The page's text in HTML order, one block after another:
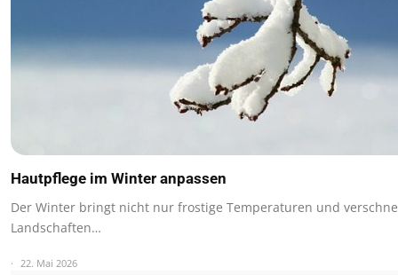
Hautpflege im Winter anpassen
Der Winter bringt nicht nur frostige Temperaturen und
Landschaften…
22. Mai 2026